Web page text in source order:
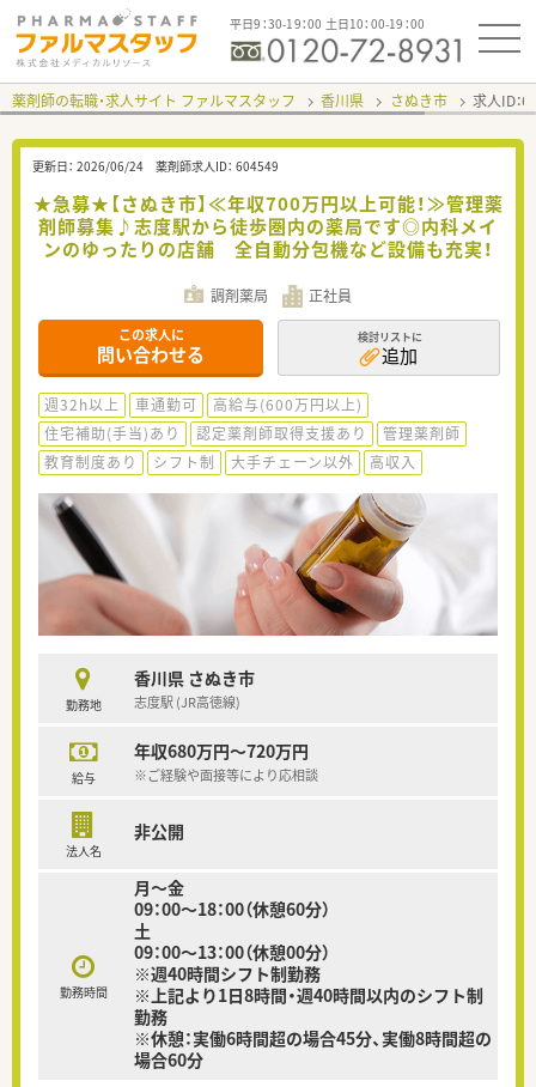
平日9：30-19：00 土日10：00-19：00
薬剤師の転職・求人サイト ファルマスタッフ 香川県 さぬき市 求人ID：
更新日： 2026/06/24 薬剤師求人ID： 604549
★急募★【さぬき市】≪年収700万円以上可能！≫管理薬
剤師募集♪志度駅から徒歩圏内の薬局です◎内科メイ
ンのゆったりの店舗 全自動分包機など設備も充実！
調剤薬局 正社員
この求人に
問い合わせる
検討リストに
追加
週32h以上 車通勤可
高給与(600万円以上)
住宅補助(手当)あり
認定薬剤師取得支援あり
管理薬剤師
教育制度あり
シフト制 大手チェーン以外 高収入
勤務地
香川県 さぬき市
志度駅 (JR高徳線)
給与
年収680万円～720万円
※ご経験や面接等により応相談
法人名
非公開
勤務時間
月～金
09：00～18：00（休憩60分）
土
09：00～13：00（休憩00分）
※週40時間シフト制勤務
※上記より1日8時間・週40時間以内のシフト制
勤務
※休憩：実働6時間超の場合45分、実働8時間超の
場合60分